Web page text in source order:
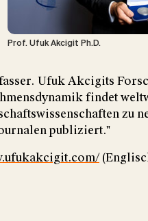
Prof. Ufuk Akcigit Ph.D.
Ufuk Akcigits
findet
zu
publiziert."